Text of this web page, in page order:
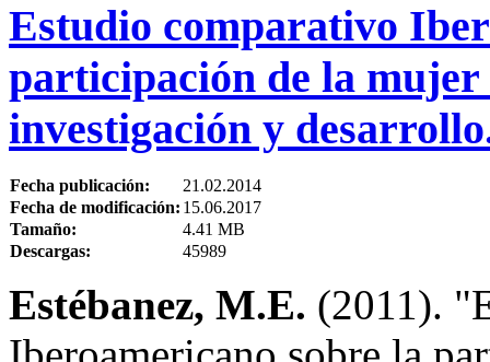
Estudio comparativo
participación de la mujer
investigación y
Fecha publicación:
21.02.2014
Fecha de modificación: 15.06.2017
Tamaño:
4.41 MB
Descargas:
45989
Estébanez, M.E. (2011).